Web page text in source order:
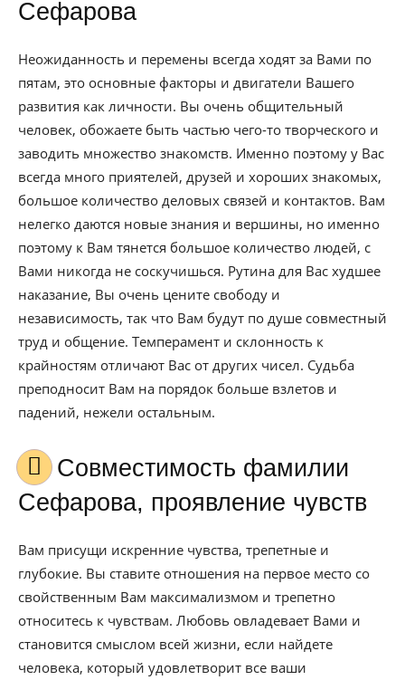
Сефарова
Неожиданность и перемены всегда ходят за Вами по
пятам, это основные факторы и двигатели Вашего
развития как личности. Вы очень общительный
человек, обожаете быть частью чего-то творческого и
заводить множество знакомств. Именно поэтому у Вас
всегда много приятелей, друзей и хороших знакомых,
большое количество деловых связей и контактов. Вам
нелегко даются новые знания и вершины, но именно
поэтому к Вам тянется большое количество людей, с
Вами никогда не соскучишься. Рутина для Вас худшее
наказание, Вы очень цените свободу и
независимость, так что Вам будут по душе совместный
труд и общение. Темперамент и склонность к
крайностям отличают Вас от других чисел. Судьба
преподносит Вам на порядок больше взлетов и
падений, нежели остальным.
Совместимость фамилии
Сефарова, проявление чувств
Вам присущи искренние чувства, трепетные и
глубокие. Вы ставите отношения на первое место со
свойственным Вам максимализмом и трепетно
относитесь к чувствам. Любовь овладевает Вами и
становится смыслом всей жизни, если найдете
человека, который удовлетворит все ваши